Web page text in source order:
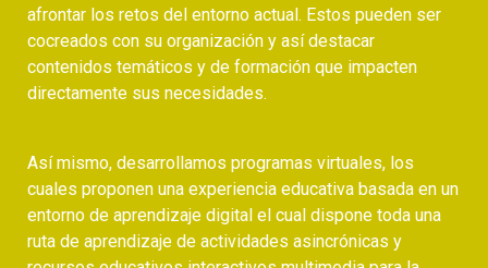
afrontar los retos del entorno actual. Estos pueden ser
cocreados con su organización y así destacar
contenidos temáticos y de formación que impacten
directamente sus necesidades.
Así mismo, desarrollamos programas virtuales, los
cuales proponen una experiencia educativa basada en un
entorno de aprendizaje digital el cual dispone toda una
ruta de aprendizaje de actividades asincrónicas y